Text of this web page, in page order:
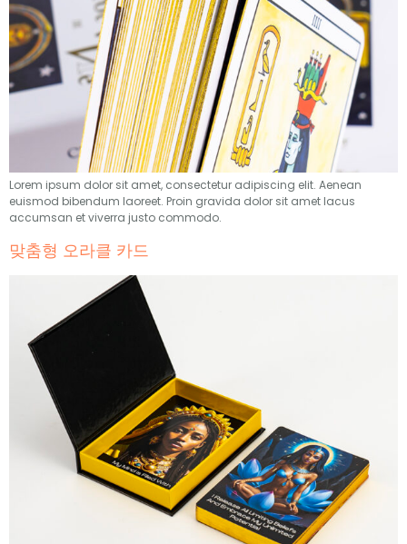
Lorem ipsum dolor sit amet, consectetur adipiscing elit. Aenean
euismod bibendum laoreet. Proin gravida dolor sit amet lacus
accumsan et viverra justo commodo.
맞춤형 오라클 카드